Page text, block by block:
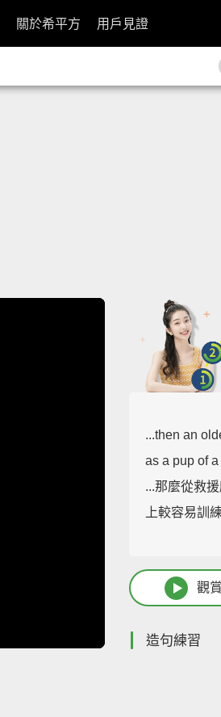
關於希平方 用戶見證
...then an
as a pup of
...那麼從救
上較容易訓
觀
造句練習